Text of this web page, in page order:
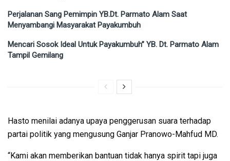
Perjalanan Sang Pemimpin YB.Dt. Parmato Alam Saat
Menyambangi Masyarakat Payakumbuh
Mencari Sosok Ideal Untuk Payakumbuh” YB. Dt. Parmato Alam
Tampil Gemilang
Hasto menilai adanya upaya penggerusan suara terhadap
partai politik yang mengusung Ganjar Pranowo-Mahfud MD.
“Kami akan memberikan bantuan tidak hanya spirit tapi juga